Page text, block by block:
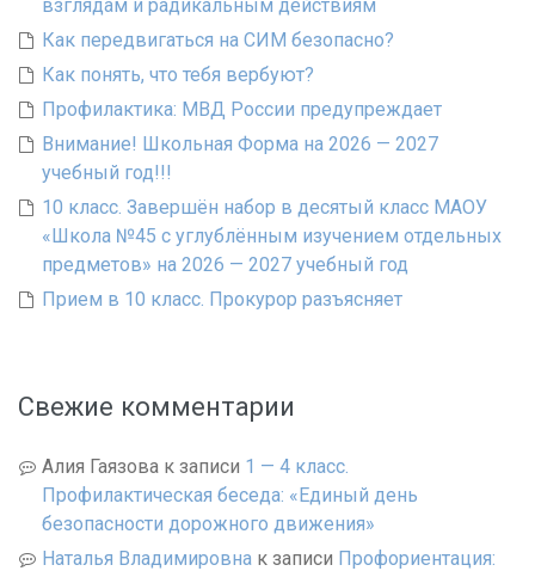
взглядам и радикальным действиям
Как передвигаться на СИМ безопасно?
Как понять, что тебя вербуют?
Профилактика: МВД России предупреждает
Внимание! Школьная Форма на 2026 — 2027
учебный год!!!
10 класс. Завершён набор в десятый класс МАОУ
«Школа №45 с углублённым изучением отдельных
предметов» на 2026 — 2027 учебный год
Прием в 10 класс. Прокурор разъясняет
Свежие комментарии
Алия Гаязова к записи 1 — 4 класс.
Профилактическая беседа: «Единый день
безопасности дорожного движения»
Наталья Владимировна к записи Профориентация: